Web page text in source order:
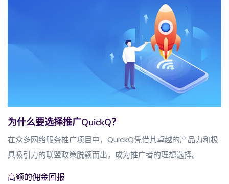
为什么要选择推广QuickQ？
在众多网络服务推广项目中，QuickQ凭借其卓越的产品力和极
具吸引力的联盟政策脱颖而出，成为推广者的理想选择。
高额的佣金回报